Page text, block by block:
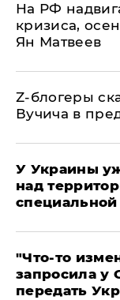
На РФ
кризиса,
Ян Матвеев
Z-блогеры
Вучича в
У Украины
над
​"Что-то
запросила
передать